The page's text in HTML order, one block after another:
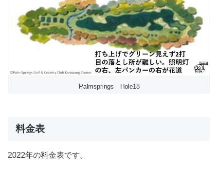
Palmsprings Hole18
料金表
2022年の料金表です。